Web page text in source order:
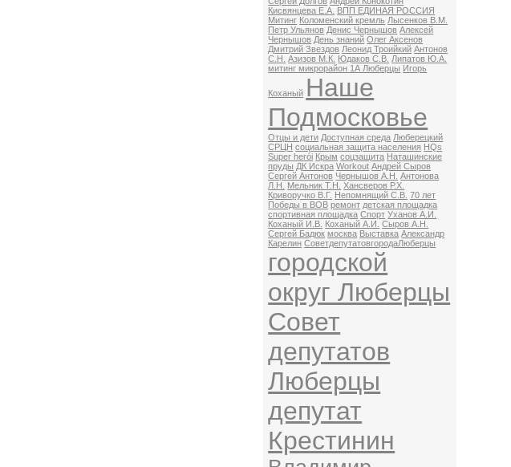
Кисвянцева Е.А. ВПП ЕДИНАЯ РОССИЯ
Митинг Коломенский кремль Лысенков В.М.
Петр Ульянов Денис Чернышов Алексей
Чернышов День знаний Олег Аксенов
Дмитрий Звездов Леонид Троийкий Антонов
С.Н.
Азизов М.К. Юдаков С.В. Липатов Ю.А.
митинг микрорайон 1А Люберцы Игорь
Коханый Наше
Подмосковье
Отцы и дети Доступная среда Люберецкий
СРЦН социальная защита населения HQs
Super herói Крым соцзащита Наташинские
пруды ДК Искра Workout Андрей Сыров
Сергей Антонов Чернышов А.Н.
Антонова
Л.Н.
Мельник Т.Н.
Хансверов Р.Х.
Криворучко В.Г. Непомнящий С.В. 70 лет
Победы в ВОВ ремонт детская площадка
спортивная площадка Спорт Уханов А.И.
Коханый И.В. Коханый А.И.
Сыров А.Н.
Сергей Бадюк москва Выставка Александр
Карелин СоветдепутатовгородаЛюберцы
городской
округ Люберцы
Совет
депутатов
Люберцы
депутат
Крестинин